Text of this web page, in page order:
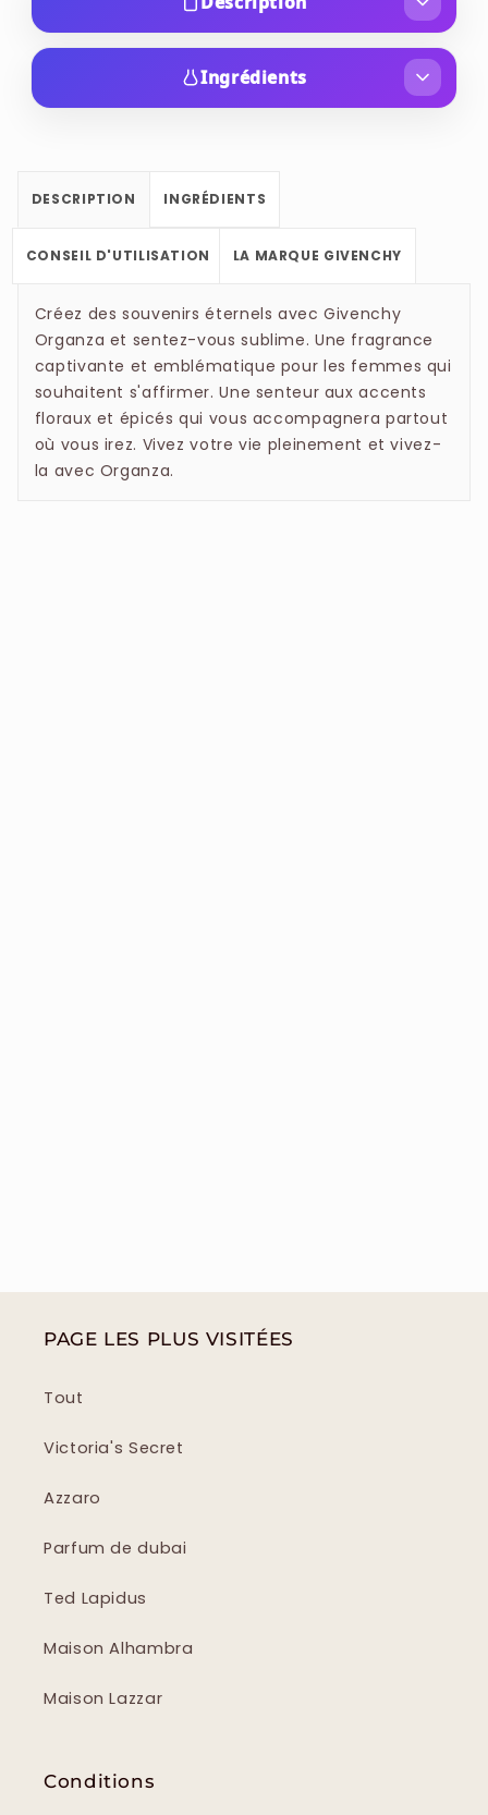
Le flacon aux formes très féminines de ce
parfum célèbre la femme au même titre que la
senteur en elle-même. La fragrance est signée
Ingrédients
LIMONENE, BENZYL SALICYLATE, BUTYL
GLYCOL DICAPRYLATE/DICAPRATE, EUGENOL,
HYDROXYCITRONELLAL, CINNAMYL ALCOHOL,
FARNESOL, CITRAL, BENZYL ALCOHOL,
ISOEUGENOL, TOCOPHEROL, AMYL CINNAMAL,
CI 14700 (RED 4), CI 19140 (YELLOW 5) ,
DESCRIPTION INGRÉDIENTS
CONSEIL D'UTILISATION LA MARQUE GIVENCHY
Créez des souvenirs éternels avec Givenchy
Organza et sentez-vous sublime. Une fragrance
captivante et emblématique pour les femmes qui
souhaitent s'affirmer. Une senteur aux accents
floraux et épicés qui vous accompagnera partout
où vous irez. Vivez votre vie pleinement et vivez-
la avec Organza.
PAGE LES PLUS VISITÉES
Tout
Victoria's Secret
Azzaro
Parfum de dubai
Ted Lapidus
Maison Alhambra
Maison Lazzar
Conditions